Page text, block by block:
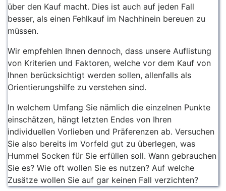
über den Kauf macht. Dies ist auch auf jeden Fall
besser, als einen Fehlkauf im Nachhinein bereuen zu
müssen.
Wir empfehlen Ihnen dennoch, dass unsere Auflistung
von Kriterien und Faktoren, welche vor dem Kauf von
Ihnen berücksichtigt werden sollen, allenfalls als
Orientierungshilfe zu verstehen sind.
In welchem Umfang Sie nämlich die einzelnen Punkte
einschätzen, hängt letzten Endes von Ihren
individuellen Vorlieben und Präferenzen ab. Versuchen
Sie also bereits im Vorfeld gut zu überlegen, was
Hummel Socken für Sie erfüllen soll. Wann gebrauchen
Sie es? Wie oft wollen Sie es nutzen? Auf welche
Zusätze wollen Sie auf gar keinen Fall verzichten?